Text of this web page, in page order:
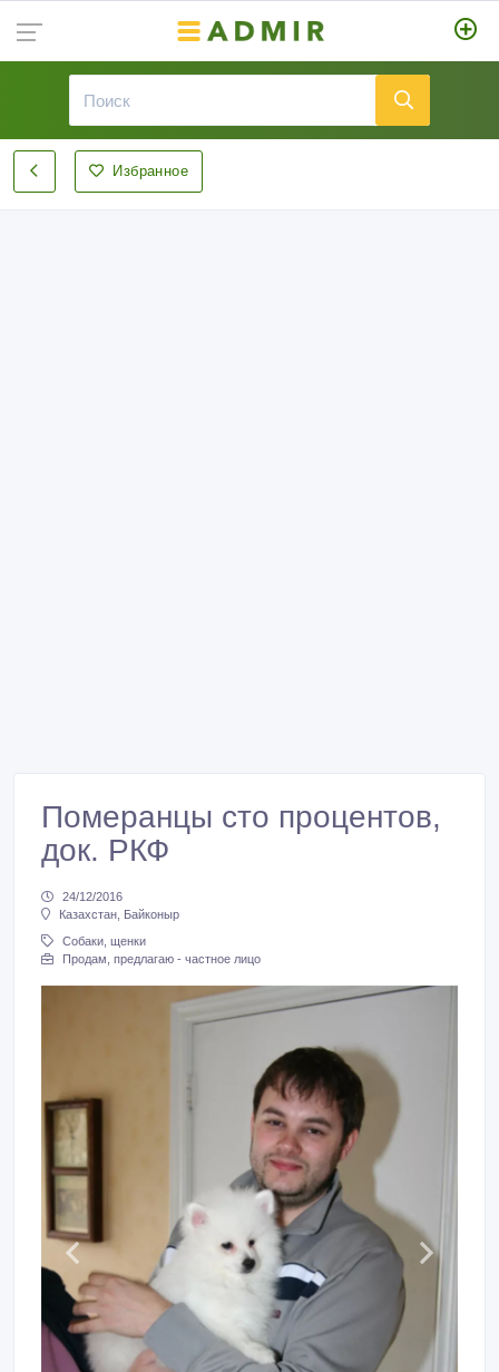
Избранное
Померанцы сто процентов,
док. РКФ
24/12/2016
Казахстан, Байконыр
Собаки, щенки
Продам, предлагаю - частное лицо